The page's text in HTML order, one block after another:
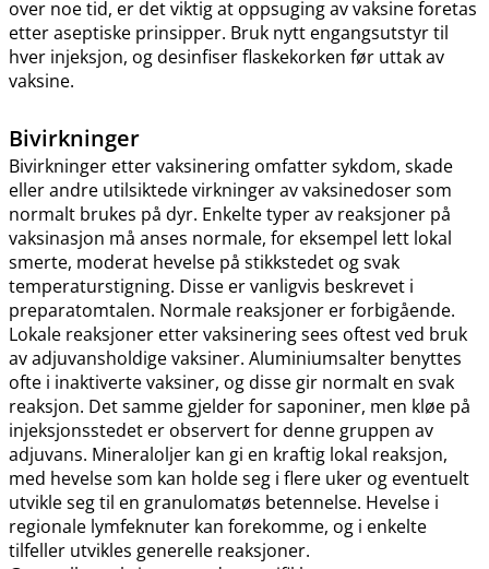
over noe tid, er det viktig at oppsuging av vaksine foretas
etter aseptiske prinsipper. Bruk nytt engangsutstyr til
hver injeksjon, og desinfiser flaskekorken før uttak av
vaksine.
Bivirkninger
Bivirkninger etter vaksinering omfatter sykdom, skade
eller andre utilsiktede virkninger av vaksinedoser som
normalt brukes på dyr. Enkelte typer av reaksjoner på
vaksinasjon må anses normale, for eksempel lett lokal
smerte, moderat hevelse på stikkstedet og svak
temperaturstigning. Disse er vanligvis beskrevet i
preparatomtalen. Normale reaksjoner er forbigående.
Lokale reaksjoner etter vaksinering sees oftest ved bruk
av adjuvansholdige vaksiner. Aluminiumsalter benyttes
ofte i inaktiverte vaksiner, og disse gir normalt en svak
reaksjon. Det samme gjelder for saponiner, men kløe på
injeksjonsstedet er observert for denne gruppen av
adjuvans. Mineraloljer kan gi en kraftig lokal reaksjon,
med hevelse som kan holde seg i flere uker og eventuelt
utvikle seg til en granulomatøs betennelse. Hevelse i
regionale lymfeknuter kan forekomme, og i enkelte
tilfeller utvikles generelle reaksjoner.